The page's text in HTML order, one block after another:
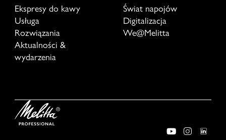
Ekspresy do kawy
Świat napojów
Usługa
Digitalizacja
Rozwiązania
We@Melitta
Aktualności &
wydarzenia